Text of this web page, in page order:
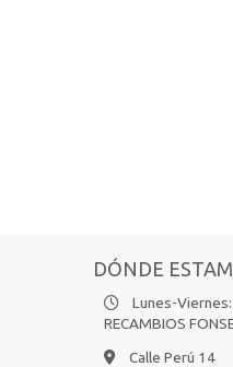
DÓNDE
Lunes-
RECAMBIOS
Calle Perú 14